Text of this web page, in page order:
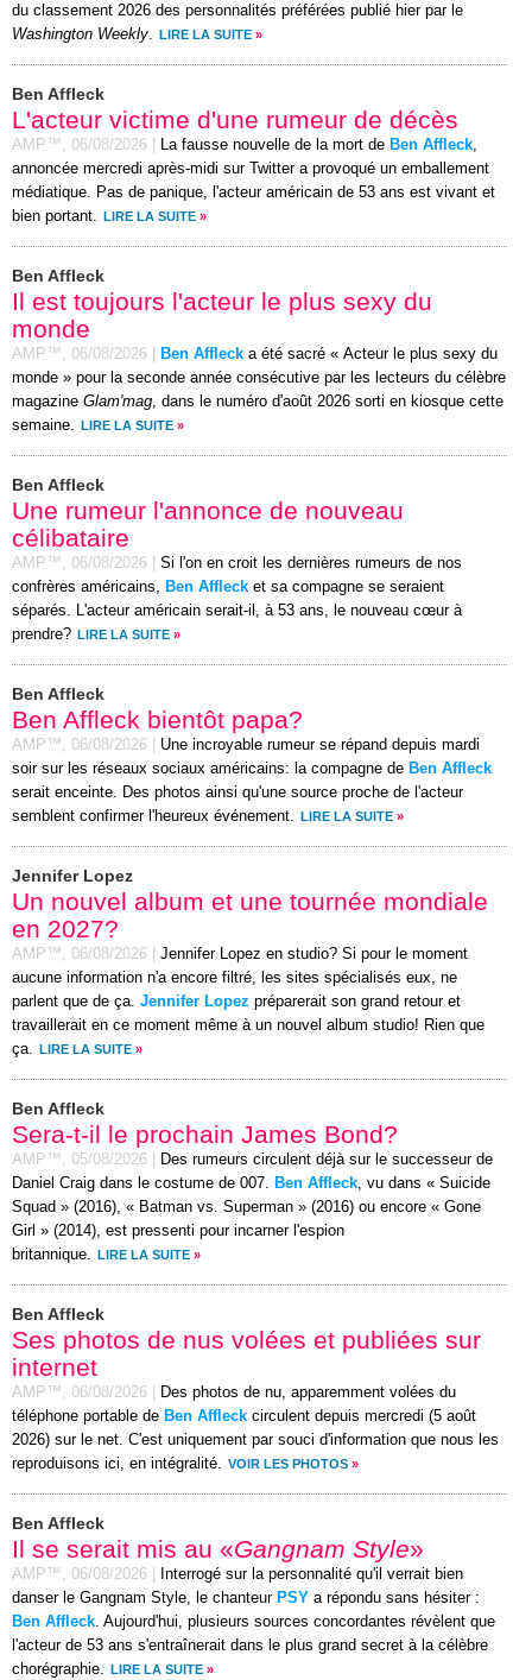
du classement 2026 des personnalités préférées publié hier par le
Washington Weekly. LIRE LA SUITE »
Ben Affleck
L'acteur victime d'une rumeur de décès
AMP™, 06/08/2026 La fausse nouvelle de la mort de Ben Affleck,
annoncée mercredi après-midi sur Twitter a provoqué un emballement
médiatique. Pas de panique, l'acteur américain de 53 ans est vivant et
bien portant.
LIRE LA SUITE »
Ben Affleck
Il est toujours l'acteur le plus sexy du
monde
AMP™, 06/08/2026 Ben Affleck a été sacré « Acteur le plus sexy du
monde » pour la seconde année consécutive par les lecteurs du célèbre
magazine Glam'mag, dans le numéro d'août 2026 sorti en kiosque cette
semaine.
LIRE LA SUITE »
Ben Affleck
Une rumeur l'annonce de nouveau
célibataire
AMP™, 06/08/2026
Si l'on en croit les dernières rumeurs de nos
confrères américains, Ben Affleck et sa compagne se seraient
séparés. L'acteur américain serait-il, à 53 ans, le nouveau cœur à
prendre? LIRE LA SUITE »
Ben Affleck
Ben Affleck bientôt papa?
AMP™, 06/08/2026
Une incroyable rumeur se répand depuis mardi
soir sur les réseaux sociaux américains: la compagne de Ben Affleck
serait enceinte. Des photos ainsi qu'une source proche de l'acteur
semblent confirmer l'heureux événement.
LIRE LA SUITE »
Jennifer Lopez
Un nouvel album et une tournée mondiale
en 2027?
AMP™, 06/08/2026
Jennifer Lopez en studio? Si pour le moment
aucune information n'a encore filtré, les sites spécialisés eux, ne
parlent que de ça. Jennifer Lopez préparerait son grand retour et
travaillerait en ce moment même à un nouvel album studio! Rien que
ça.
LIRE LA SUITE »
Ben Affleck
Sera-t-il le prochain James Bond?
AMP™, 05/08/2026
Des rumeurs circulent déjà sur le successeur de
Daniel Craig dans le costume de 007. Ben Affleck, vu dans « Suicide
Squad » (2016), « Batman vs. Superman » (2016) ou encore « Gone
Girl » (2014), est pressenti pour incarner l'espion
britannique.
LIRE LA SUITE »
Ben Affleck
Ses photos de nus volées et publiées sur
internet
AMP™, 06/08/2026
Des photos de nu, apparemment volées du
téléphone portable de Ben Affleck circulent depuis mercredi (5 août
2026) sur le net. C'est uniquement par souci d'information que nous les
reproduisons ici, en intégralité. VOIR LES PHOTOS »
Ben Affleck
Il se serait mis au «Gangnam Style»
AMP™, 06/08/2026
Interrogé sur la personnalité qu'il verrait bien
danser le Gangnam Style, le chanteur PSY a répondu sans hésiter :
Ben Affleck. Aujourd'hui, plusieurs sources concordantes révèlent que
l'acteur de 53 ans s'entraînerait dans le plus grand secret à la célèbre
chorégraphie.
LIRE LA SUITE »